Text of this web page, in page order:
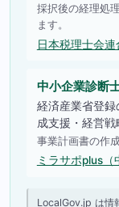
採択後の経理処
ます。
日本税理士会
中小企業診断
経済産業省登
成支援・経営戦
事業計画書の作
ミラサポplus
LocalGov.jp は情